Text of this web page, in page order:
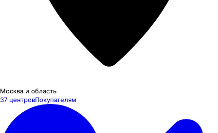
Москва и область
37 центровПокупателям